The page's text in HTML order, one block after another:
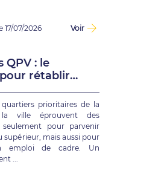
17/07/2026 Voir
QPV : le
rétablir
quartiers prioritaires de la
ville éprouvent des
pour parvenir
supérieur, mais aussi pour
emploi de cadre. Un
...